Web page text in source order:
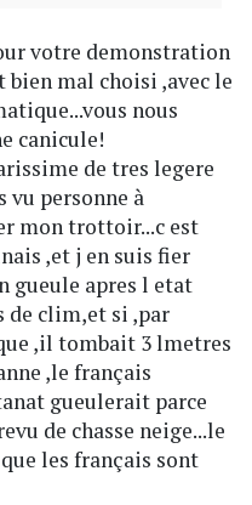
votre demonstration
mal choisi ,avec le
nous
canicule!
de tres legere
vu personne à
mon trottoir...c est
,et j en suis fier
gueule apres l etat
de clim,et si ,par
,il tombait 3 lmetres
,le français
gueulerait parce
de chasse neige...le
les français sont